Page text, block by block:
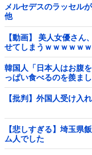
メルセデスのラッセル
他
【動画】 美人女優さん
せてしまうｗｗｗｗｗｗ
韓国人「日本人はお腹
っぱい食べるのを羨ま
【批判】外国人受け入
【悲しすぎる】埼玉県
ム人でした